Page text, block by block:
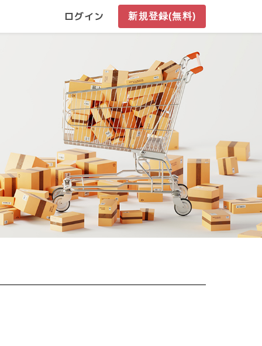
ログイン 新規登録(無料)